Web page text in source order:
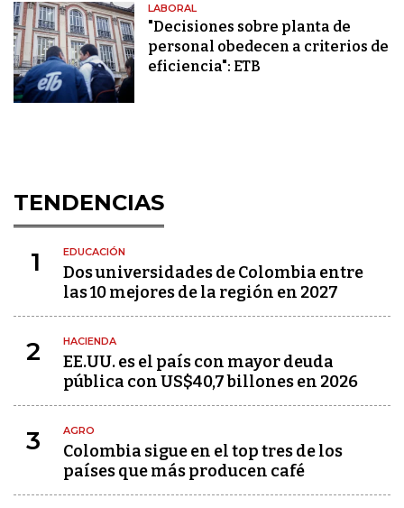
LABORAL
"Decisiones sobre planta de
personal obedecen a criterios de
eficiencia": ETB
TENDENCIAS
1 EDUCACIÓN
Dos universidades de Colombia entre
las 10 mejores de la región en 2027
2 HACIENDA
EE.UU. es el país con mayor deuda
pública con US$40,7 billones en 2026
3 AGRO
Colombia sigue en el top tres de los
países que más producen café